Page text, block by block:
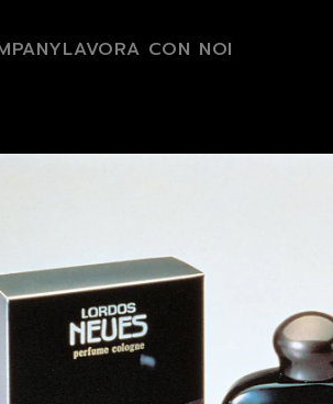
LAVORA CON NOI